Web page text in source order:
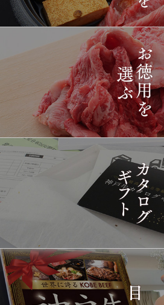
2026-
03-15
17:26:00
長野県
1420
2026-
03-15
16:35:00
東京都
1421
2026-
14:10:00
1422
2026-
14:10:00
兵庫県
2026-
12:23:00
東京都
1424
2026-
03-15
08:48:00